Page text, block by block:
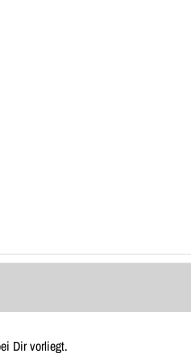
Dir vorliegt.